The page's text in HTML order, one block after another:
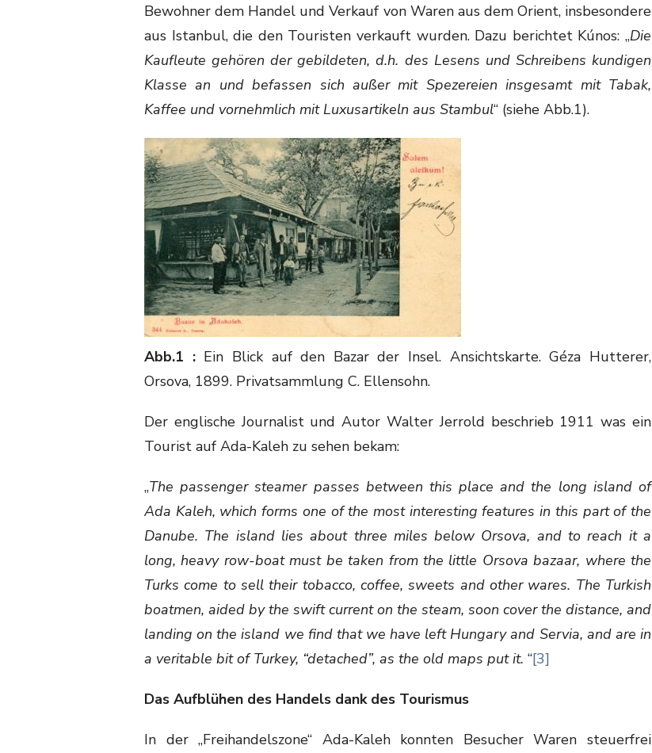
Bewohner dem Handel und Verkauf von Waren aus dem Orient, insbesondere
aus Istanbul, die den Touristen verkauft wurden. Dazu berichtet Kúnos: „Die
Kaufleute gehören der gebildeten, d.h. des Lesens und Schreibens kundigen
Klasse an und befassen sich außer mit Spezereien insgesamt mit Tabak,
Kaffee und vornehmlich mit Luxusartikeln aus Stambul“ (siehe Abb.1).
Abb.1 :Ein Blick auf den Bazar der Insel. Ansichtskarte. Géza Hutterer,
Orsova, 1899. Privatsammlung C. Ellensohn.
Der englische Journalist und Autor Walter Jerrold beschrieb 1911 was ein
Tourist auf Ada-Kaleh zu sehen bekam:
„The passenger steamer passes between this place and the long island of
Ada Kaleh, which forms one of the most interesting features in this part of the
Danube. The island lies about three miles below Orsova, and to reach it a
long, heavy row-boat must be taken from the little Orsova bazaar, where the
Turks come to sell their tobacco, coffee, sweets and other wares. The Turkish
boatmen, aided by the swift current on the steam, soon cover the distance, and
landing on the island we find that we have left Hungary and Servia, and are in
a veritable bit of Turkey, “detached”, as the old maps put it. “[3]
Das Aufblühen des Handels dank des Tourismus
In der „Freihandelszone“ Ada-Kaleh konnten Besucher Waren steuerfrei